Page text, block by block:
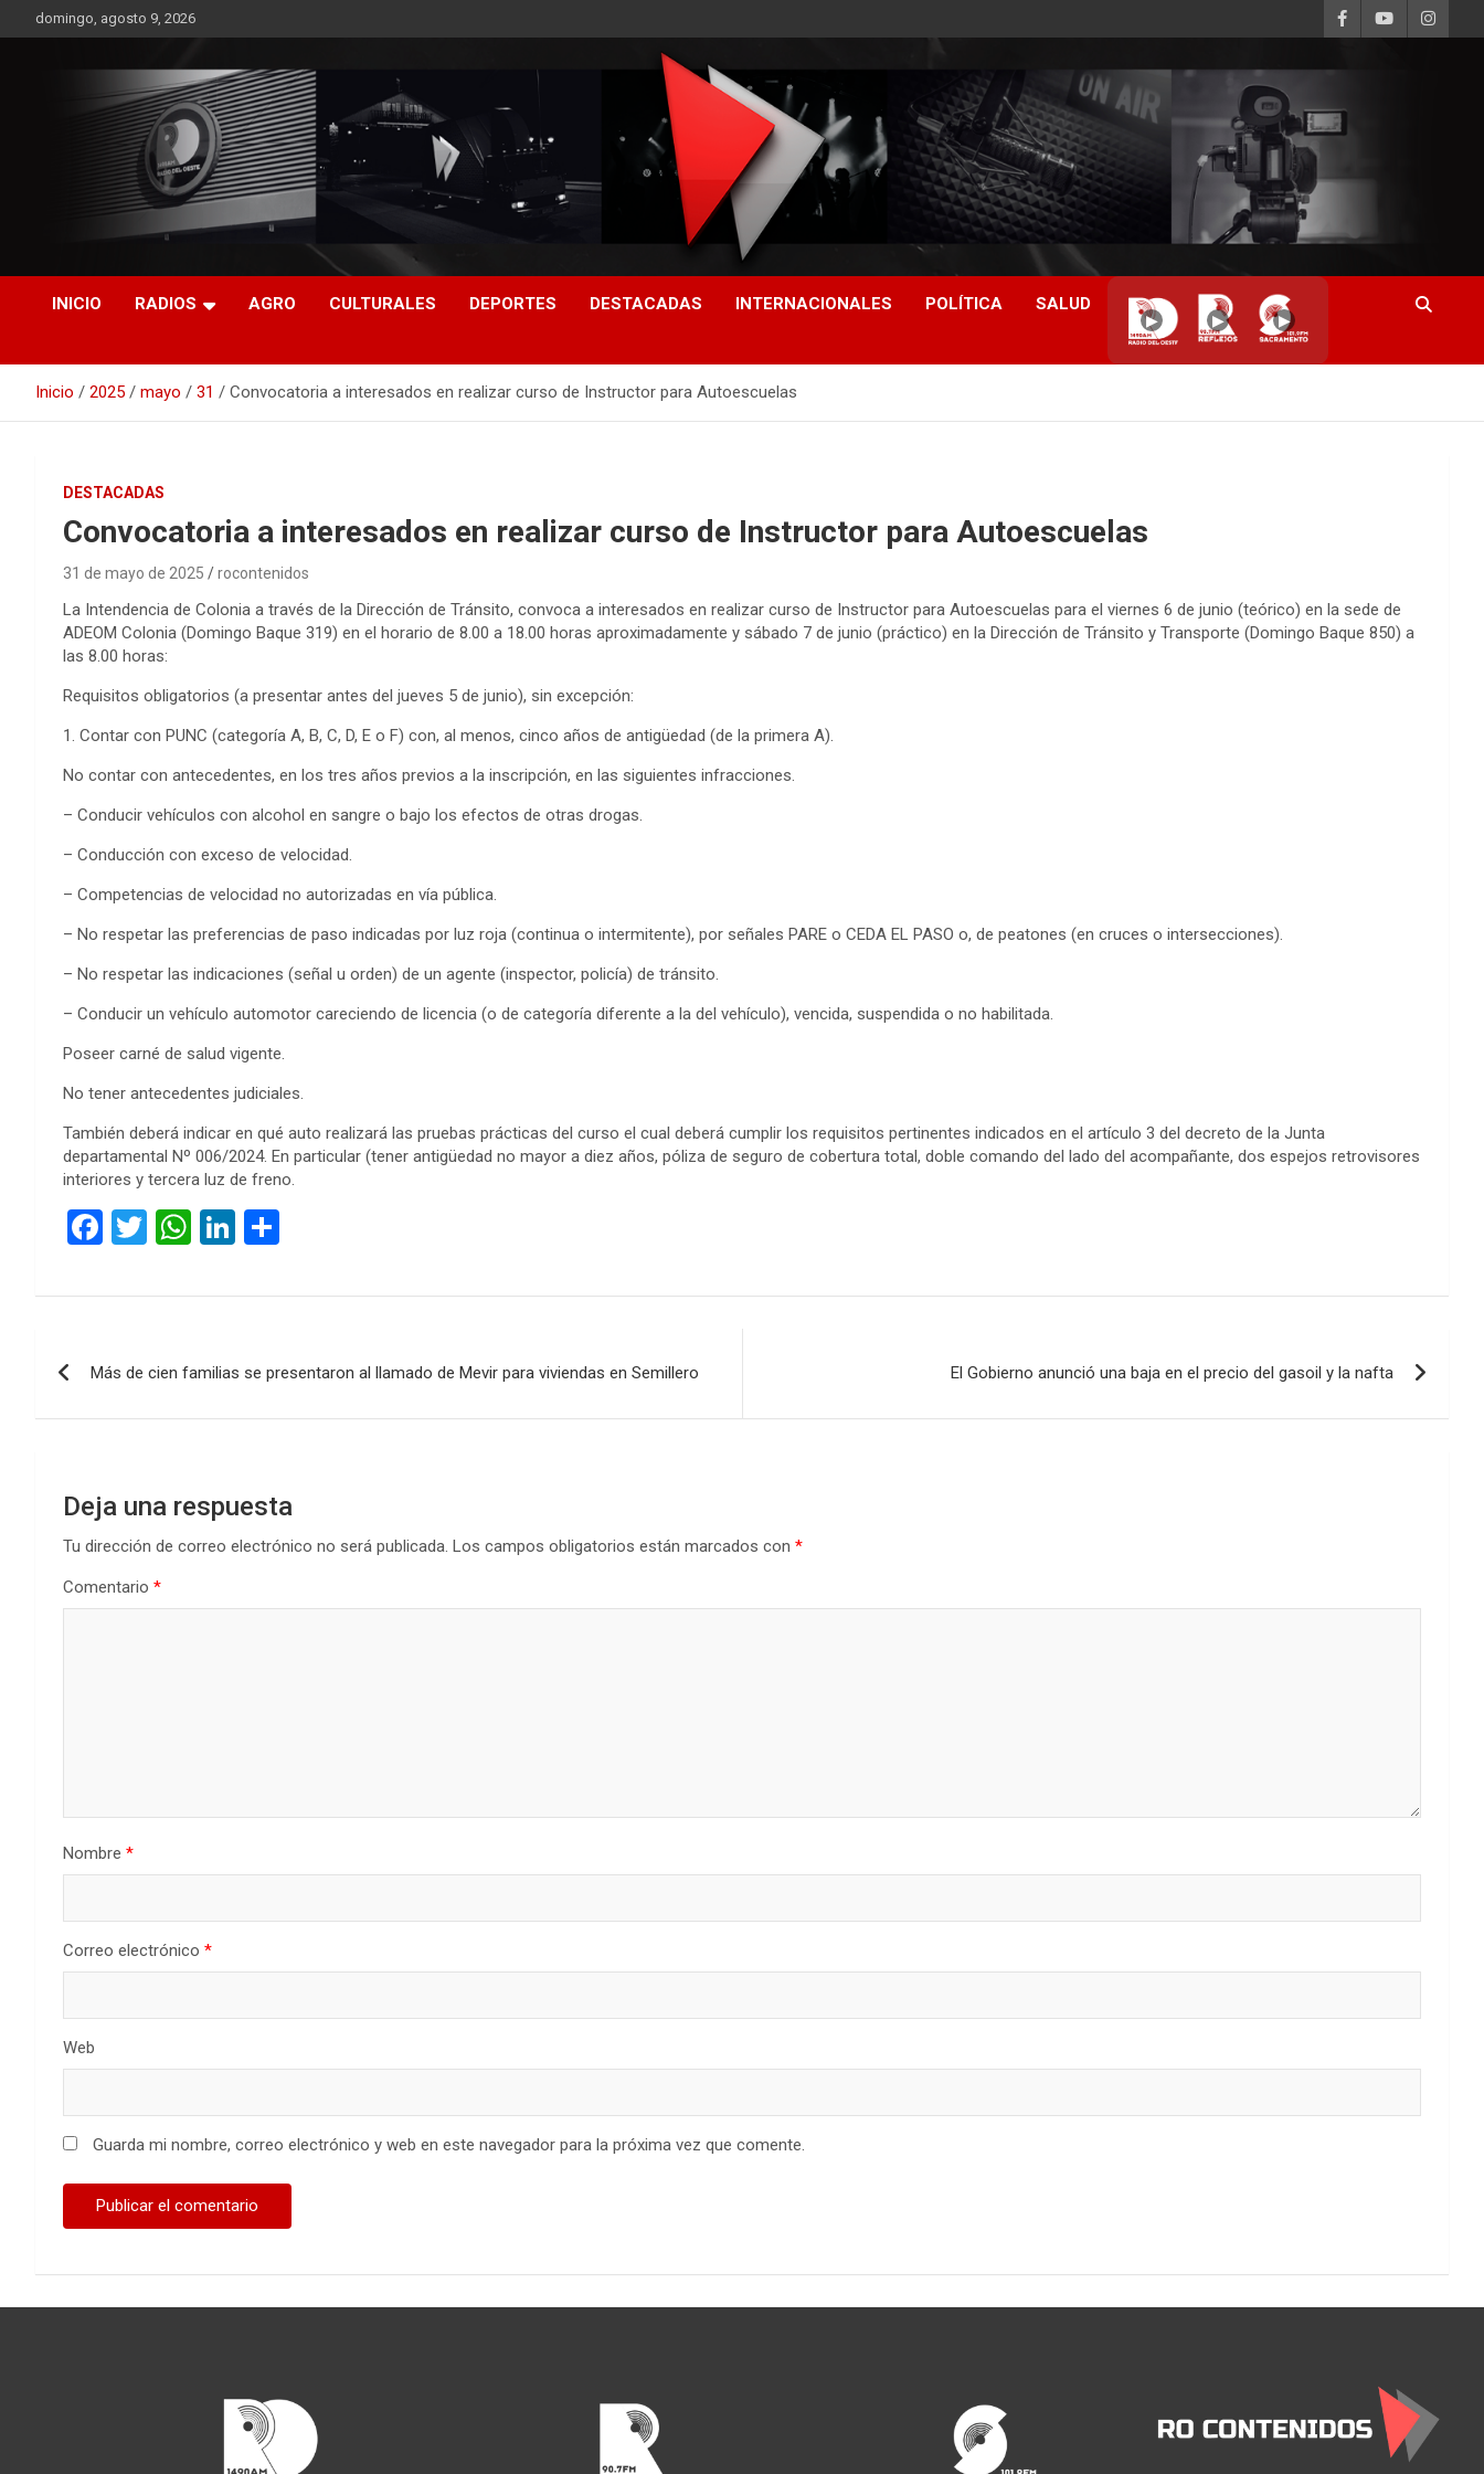
al
domingo, agosto 9, 2026
RO CONTENIDOS
INICIO RADIOS AGRO CULTURALES DEPORTES DESTACADAS INTERNACIONALES POLÍTICA SALUD
▶ ▶ ▶
Inicio 2025 mayo 31 Convocatoria a interesados en realizar curso de Instructor para Autoescuelas
DESTACADAS
Convocatoria a interesados en realizar curso de Instructor para Autoescuelas
31 de mayo de 2025 rocontenidos
La Intendencia de Colonia a través de la Dirección de Tránsito, convoca a interesados en realizar curso de Instructor para Autoescuelas para el viernes 6 de junio (teórico) en la sede de
ADEOM Colonia (Domingo Baque 319) en el horario de 8.00 a 18.00 horas aproximadamente y sábado 7 de junio (práctico) en la Dirección de Tránsito y Transporte (Domingo Baque 850) a
las 8.00 horas:
Requisitos obligatorios (a presentar antes del jueves 5 de junio), sin excepción:
1. Contar con PUNC (categoría A, B, C, D, E o F) con, al menos, cinco años de antigüedad (de la primera A).
No contar con antecedentes, en los tres años previos a la inscripción, en las siguientes infracciones.
– Conducir vehículos con alcohol en sangre o bajo los efectos de otras drogas.
– Conducción con exceso de velocidad.
– Competencias de velocidad no autorizadas en vía pública.
– No respetar las preferencias de paso indicadas por luz roja (continua o intermitente), por señales PARE o CEDA EL PASO o, de peatones (en cruces o intersecciones).
– No respetar las indicaciones (señal u orden) de un agente (inspector, policía) de tránsito.
– Conducir un vehículo automotor careciendo de licencia (o de categoría diferente a la del vehículo), vencida, suspendida o no habilitada.
Poseer carné de salud vigente.
No tener antecedentes judiciales.
También deberá indicar en qué auto realizará las pruebas prácticas del curso el cual deberá cumplir los requisitos pertinentes indicados en el artículo 3 del decreto de la Junta
departamental Nº 006/2024. En particular (tener antigüedad no mayor a diez años, póliza de seguro de cobertura total, doble comando del lado del acompañante, dos espejos retrovisores
interiores y tercera luz de freno.
F
ce
o
T
tt
W
at
A
Li
ke
n
m
ar
Más de cien familias se presentaron al llamado de Mevir para viviendas en Semillero El Gobierno anunció una baja en el precio del gasoil y la nafta
Deja una respuesta
Tu dirección de correo electrónico no será publicada. Los campos obligatorios están marcados con *
Comentario *
Nombre *
Correo electrónico *
Web
Guarda mi nombre, correo electrónico y web en este navegador para la próxima vez que comente.